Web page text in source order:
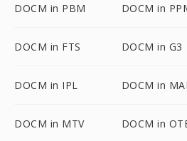
DOCM in PBM DOCM in
DOCM in FTS DOCM in G3
DOCM in IPL DOCM in
DOCM in MTV DOCM in